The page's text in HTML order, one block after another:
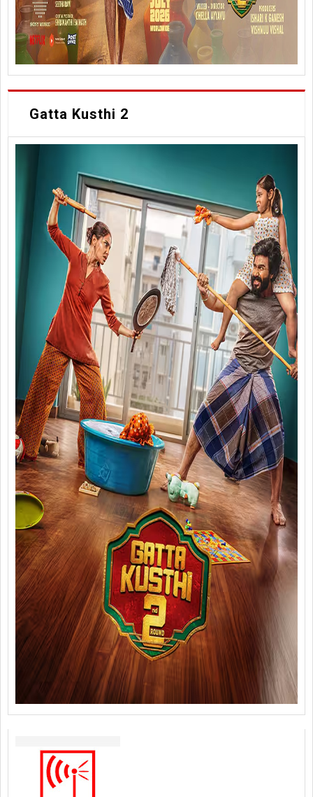
Gatta Kusthi 2